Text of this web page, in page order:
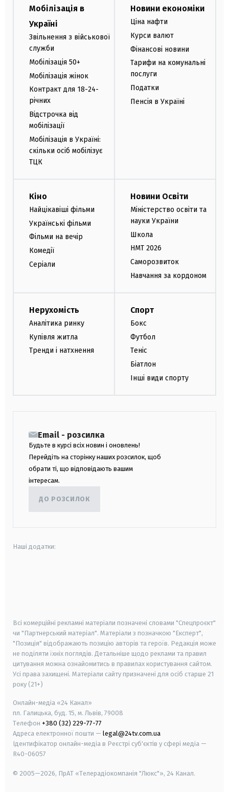
Мобілізація в
Україні
Звільнення з військової
служби
Мобілізація 50+
Мобілізація жінок
Контракт для 18-24-
річних
Відстрочка від
мобілізації
Мобілізація в Україні:
скільки осіб мобілізує
ТЦК
Новини економіки
Ціна нафти
Курси валют
Фінансові новини
Тарифи на комунальні
послуги
Податки
Пенсія в Україні
Кіно
Найцікавіші фільми
Українські фільми
Фільми на вечір
Комедії
Серіали
Новини Освіти
Міністерство освіти та
науки України
Школа
НМТ 2026
Саморозвиток
Навчання за кордоном
Нерухомість
Аналітика ринку
Купівля житла
Тренди і натхнення
Спорт
Бокс
Футбол
Теніс
Біатлон
Інші види спорту
Email - розсилка
Будьте в курсі всіх новин і оновлень!
Перейдіть на сторінку наших розсилок, щоб
обрати ті, що відповідають вашим
інтересам.
ДО РОЗСИЛОК
Наші додатки:
Всі комерційні рекламні матеріали позначені словами "Спецпроєкт"
чи "Партнерський матеріал". Матеріали з позначкою "Експерт",
"Позиція" відображають позицію авторів та героїв. Редакція може
не поділяти їхніх поглядів. Детальніше щодо реклами та правил
цитування можна ознайомитись в правилах користування сайтом.
Усі права захищені. Матеріали сайту призначені для осіб старше 21
року (21+)
Онлайн-медіа «24 Канал»
пл. Галицька, буд. 15, м. Львів, 79008
Телефон +380 (32) 229-77-77
Адреса електронної пошти — legal@24tv.com.ua
Ідентифікатор онлайн-медіа в Реєстрі суб'єктів у сфері медіа —
R40-06057
© 2005—2026, ПрАТ «Телерадіокомпанія "Люкс"», 24 Канал.